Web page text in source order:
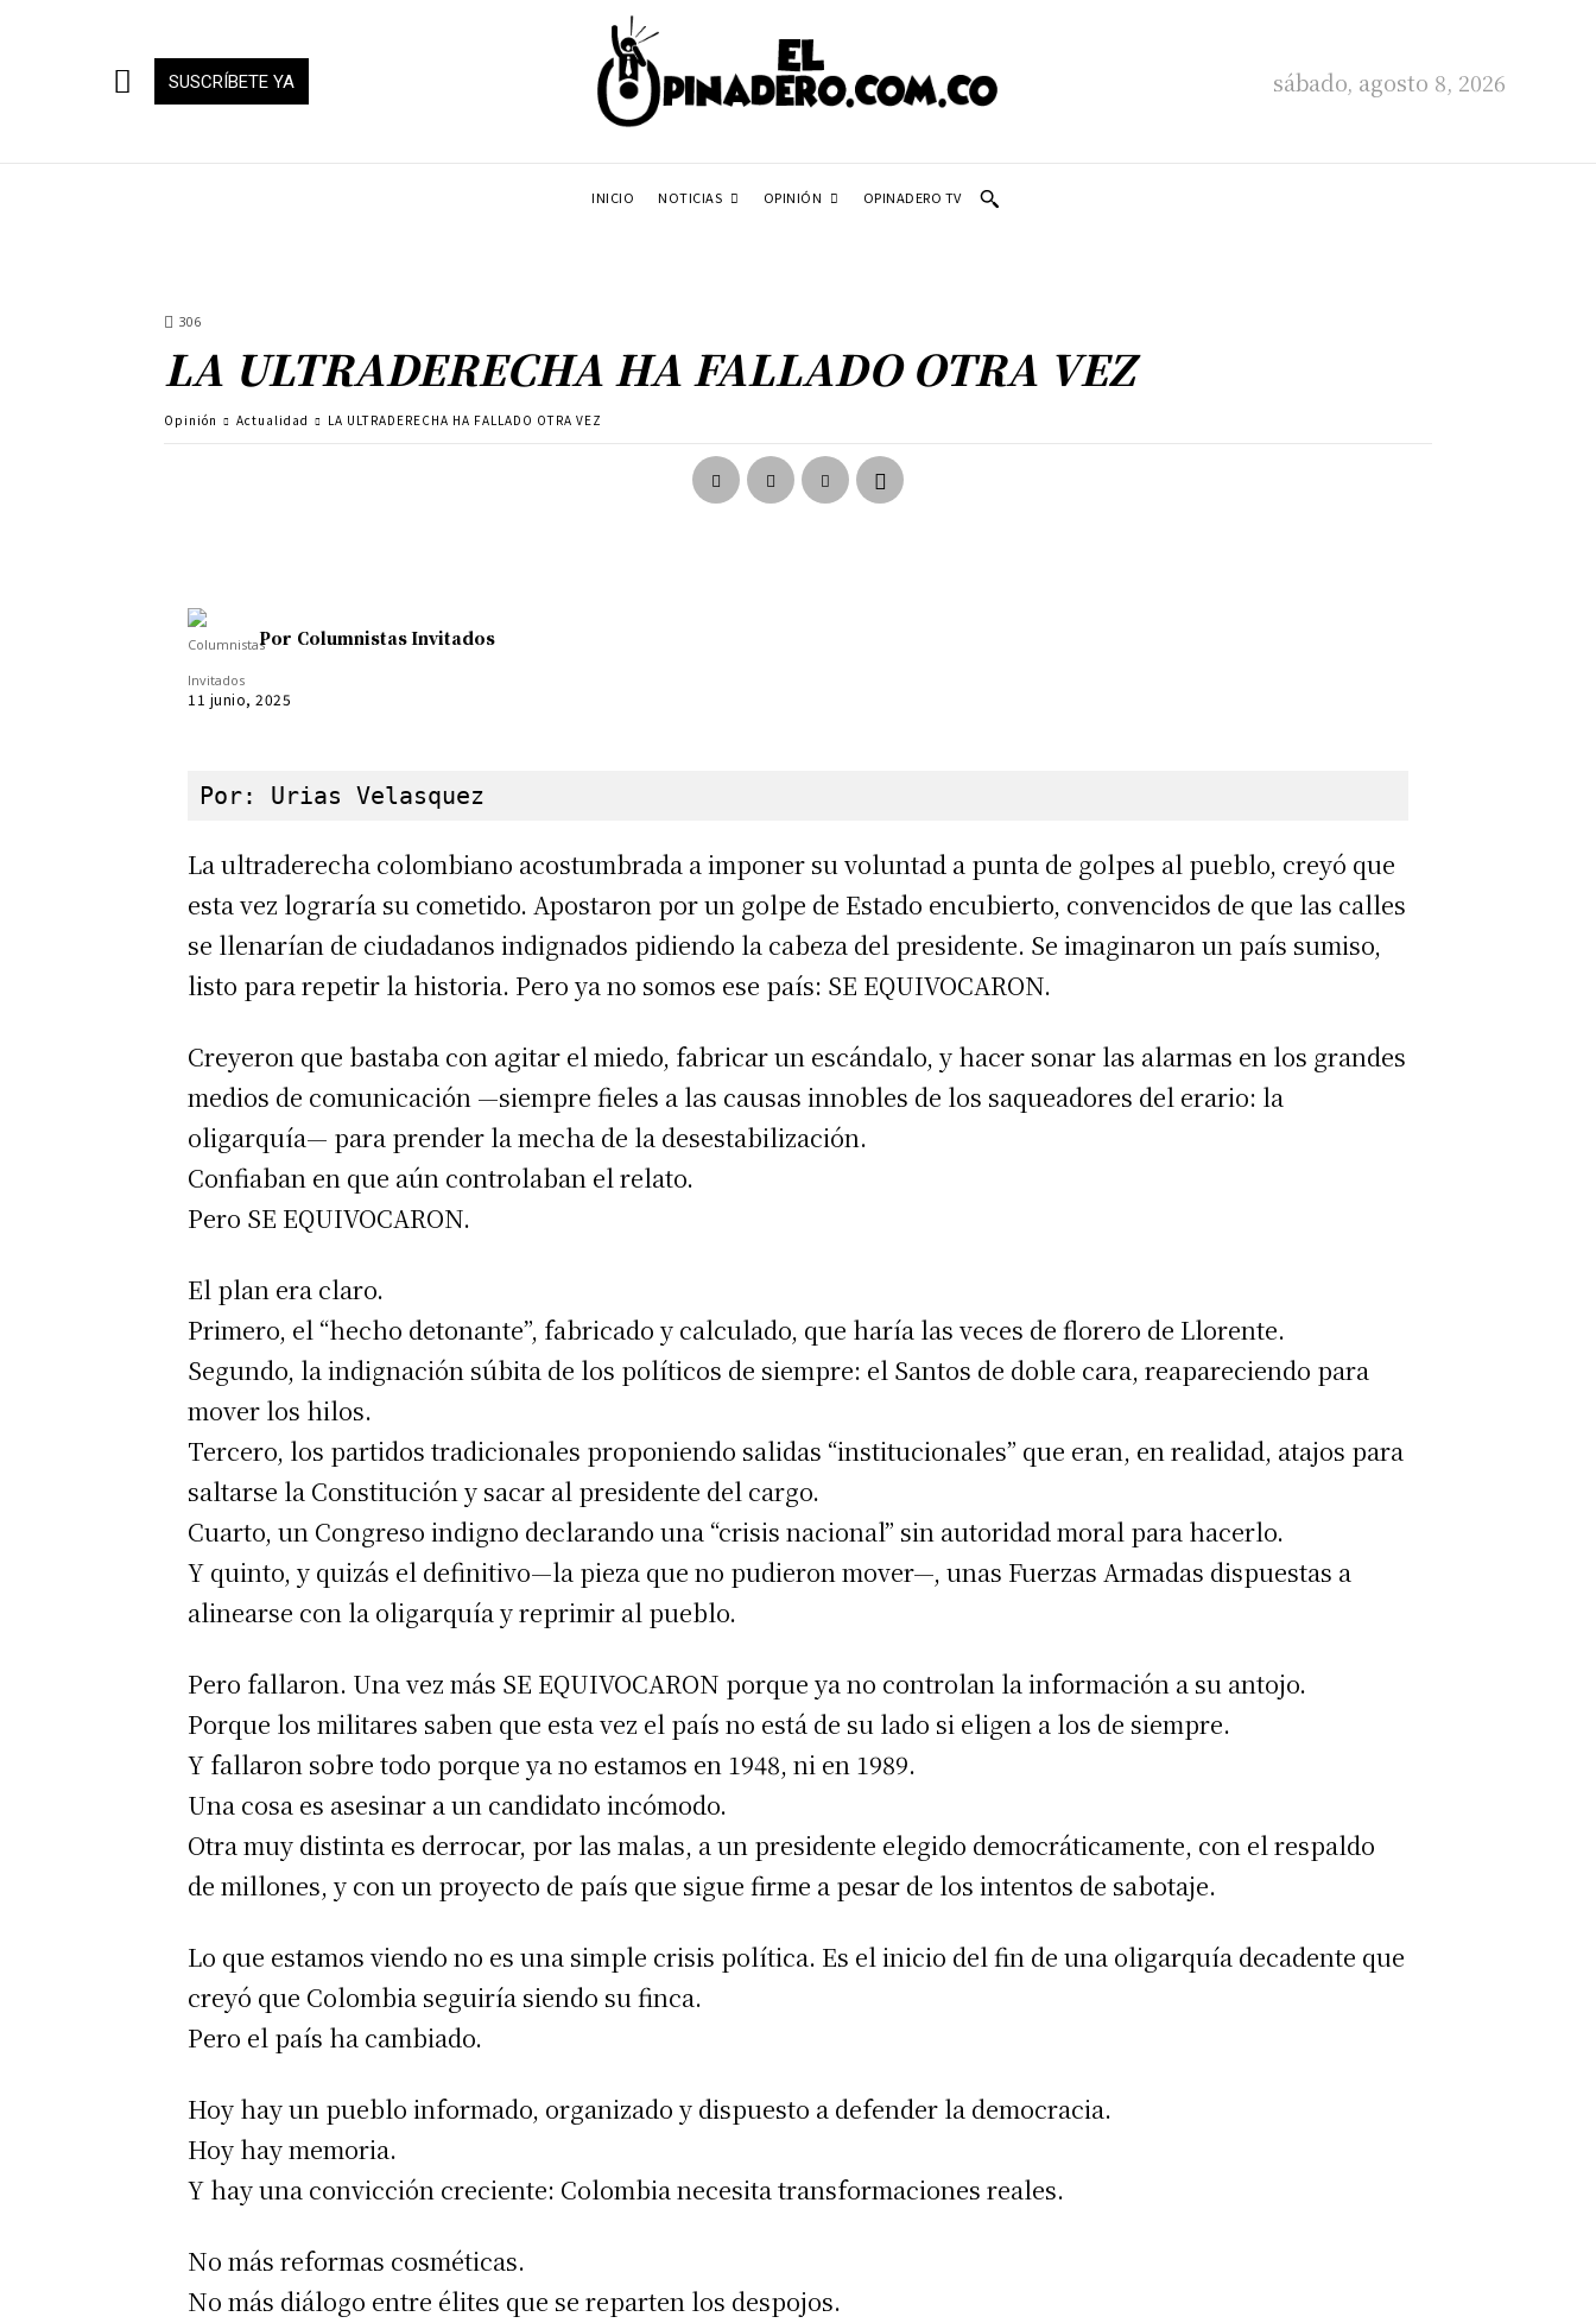
SUSCRÍBETE YA sábado, agosto 8, 2026
INICIO NOTICIAS OPINIÓN OPINADERO TV
306
LA ULTRADERECHA HA FALLADO OTRA VEZ
Opinión Actualidad LA ULTRADERECHA HA FALLADO OTRA VEZ
Por Columnistas Invitados
11 junio, 2025
Por: Urias Velasquez
La ultraderecha colombiano acostumbrada a imponer su voluntad a punta de golpes al pueblo, creyó que
esta vez lograría su cometido. Apostaron por un golpe de Estado encubierto, convencidos de que las calles
se llenarían de ciudadanos indignados pidiendo la cabeza del presidente. Se imaginaron un país sumiso,
listo para repetir la historia. Pero ya no somos ese país: SE EQUIVOCARON.
Creyeron que bastaba con agitar el miedo, fabricar un escándalo, y hacer sonar las alarmas en los grandes
medios de comunicación —siempre fieles a las causas innobles de los saqueadores del erario: la
oligarquía— para prender la mecha de la desestabilización.
Confiaban en que aún controlaban el relato.
Pero SE EQUIVOCARON.
El plan era claro.
Primero, el “hecho detonante”, fabricado y calculado, que haría las veces de florero de Llorente.
Segundo, la indignación súbita de los políticos de siempre: el Santos de doble cara, reapareciendo para
mover los hilos.
Tercero, los partidos tradicionales proponiendo salidas “institucionales” que eran, en realidad, atajos para
saltarse la Constitución y sacar al presidente del cargo.
Cuarto, un Congreso indigno declarando una “crisis nacional” sin autoridad moral para hacerlo.
Y quinto, y quizás el definitivo—la pieza que no pudieron mover—, unas Fuerzas Armadas dispuestas a
alinearse con la oligarquía y reprimir al pueblo.
Pero fallaron. Una vez más SE EQUIVOCARON porque ya no controlan la información a su antojo.
Porque los militares saben que esta vez el país no está de su lado si eligen a los de siempre.
Y fallaron sobre todo porque ya no estamos en 1948, ni en 1989.
Una cosa es asesinar a un candidato incómodo.
Otra muy distinta es derrocar, por las malas, a un presidente elegido democráticamente, con el respaldo
de millones, y con un proyecto de país que sigue firme a pesar de los intentos de sabotaje.
Lo que estamos viendo no es una simple crisis política. Es el inicio del fin de una oligarquía decadente que
creyó que Colombia seguiría siendo su finca.
Pero el país ha cambiado.
Hoy hay un pueblo informado, organizado y dispuesto a defender la democracia.
Hoy hay memoria.
Y hay una convicción creciente: Colombia necesita transformaciones reales.
No más reformas cosméticas.
No más diálogo entre élites que se reparten los despojos.